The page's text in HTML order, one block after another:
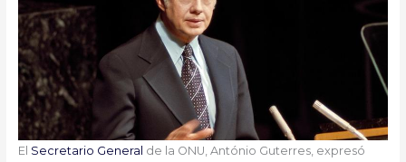
El Secretario General de la ONU, António Guterres, expresó